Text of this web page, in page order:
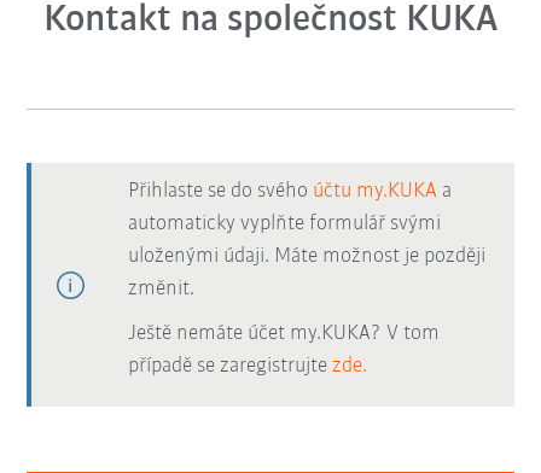
Kontakt na společnost KUKA
Přihlaste se do svého účtu my.KUKA a
automaticky vyplňte formulář svými
uloženými údaji. Máte možnost je později
změnit.
Ještě nemáte účet my.KUKA? V tom
případě se zaregistrujtezde.